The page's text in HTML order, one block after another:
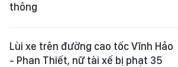
thông
Lùi xe trên đường cao tốc Vĩnh Hảo
- Phan Thiết, nữ tài xế bị phạt 35